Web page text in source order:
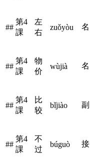
##
第4
課
左
右
zuǒyòu 名
##
第4
課
物
价
wùjià 名
##
第4
課
比
较
bǐjiào 副
##
第4
課
不
过
búguò 接